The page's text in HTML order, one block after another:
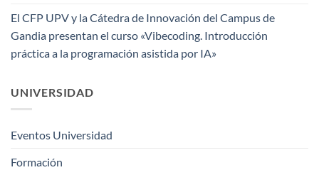
El CFP UPV y la Cátedra de Innovación del Campus de
Gandia presentan el curso «Vibecoding. Introducción
práctica a la programación asistida por IA»
UNIVERSIDAD
Eventos Universidad
Formación